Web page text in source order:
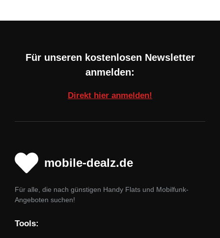
Für unseren kostenlosen Newsletter
anmelden:
Direkt hier anmelden!
mobile-dealz.de
Für alle, die nach günstigen Handy Flats und Mobilfunk-
Angeboten suchen!
Tools: